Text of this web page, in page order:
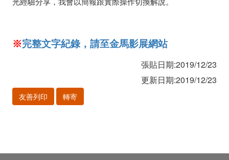
光經驗分享，我會以簡報跟實際操作切換解說。
※完整文字紀錄，請至金馬影展網站
張貼日期:2019/12/23
更新日期:2019/12/23
友善列印 轉寄